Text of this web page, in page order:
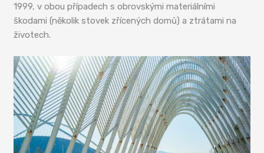
1999, v obou případech s obrovskými materiálními
škodami (několik stovek zřícených domů) a ztrátami na
životech.